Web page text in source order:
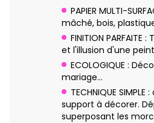
PAPIER MULTI-
mâché, bois,
FINITION
et l'illusion d'une
ECOLOGIQUE :
mariage…
TECHNIQUE
support à décorer.
superposant les